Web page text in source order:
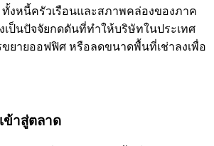
ทั้งหนี้ครัวเรือนและสภาพคล่องของภาค
เป็นปัจจัยกดดันที่ทำให้บริษัทในประเทศ
ขยายออฟฟิศ หรือลดขนาดพื้นที่เช่าลงเพื่อ
ข้าสู่ตลาด